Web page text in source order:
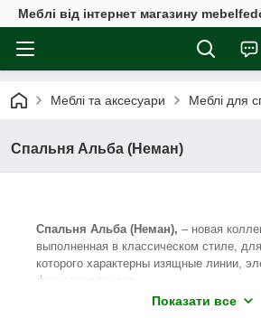
Меблі від інтернет магазину
Меблі та аксесуари Меблі для
Спальня Альба (Неман)
Спальня Альба (Неман), – новая
выполненная в классическом стиле, для
которого характерны изящные линии,
функциональность.
Корпуса мебельных модулей спальни
Показати все